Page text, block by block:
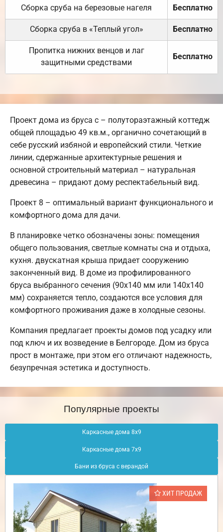
Сборка сруба на березовые нагеля Бесплатно
Сборка сруба в «Теплый угол» Бесплатно
Пропитка нижних венцов и лаг
защитными средствами
Бесплатно
Проект дома из бруса с – полутораэтажный коттедж
общей площадью 49 кв.м., органично сочетающий в
себе русский избяной и европейский стили. Четкие
линии, сдержанные архитектурные решения и
основной строительный материал – натуральная
древесина – придают дому респектабельный вид.
Проект 8 – оптимальный вариант функционального и
комфортного дома для дачи.
В планировке четко обозначены зоны: помещения
общего пользования, светлые комнаты сна и отдыха,
кухня. двускатная крыша придает сооружению
законченный вид. В доме из профилированного
бруса выбранного сечения (90х140 мм или 140х140
мм) сохраняется тепло, создаются все условия для
комфортного проживания даже в холодные сезоны.
Компания предлагает проекты домов под усадку или
под ключ и их возведение в Белгороде. Дом из бруса
прост в монтаже, при этом его отличают надежность,
безупречная эстетика и доступность.
Популярные проекты
Каркасные дома 8х9
Каркасные дома 7х9
Бани из бруса с верандой
ХИТ ПРОДАЖ